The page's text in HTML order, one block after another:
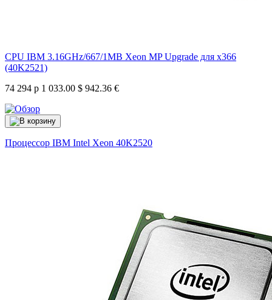
CPU IBM 3.16GHz/667/1MB Xeon MP Upgrade для x366
(40K2521)
74 294 р 1 033.00 $ 942.36 €
Процессор IBM Intel Xeon 40K2520